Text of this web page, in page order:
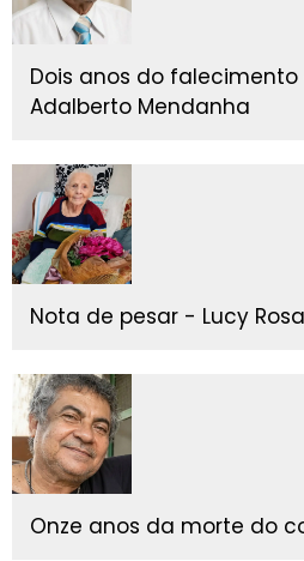
Dois anos do
Adalberto Mendanha
Nota de pesar - Lucy
Onze anos da morte do